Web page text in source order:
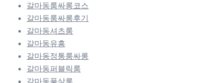
갈마동룸싸롱코스
갈마동룸싸롱후기
갈마동셔츠룸
갈마동유흥
갈마동정통룸싸롱
갈마동퍼블릭룸